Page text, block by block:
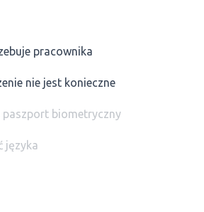
pracownika
nie jest konieczne
paszport biometryczny
języka